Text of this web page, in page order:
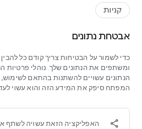
לחשבון הבנק, PayPal או גיפטקארד החל מהשקל הראשון.
ומאפשרים לעשות משיכה החל מהשקל
קניות
אבטחת נתונים
כדי לשמור על הבטיחות צריך קודם כל
ומשתפים את הנתונים שלך. נוהלי פרטיות
הנתונים עשויים להשתנות בהתאם לשימוש,
המפתח סיפק את המידע הזה והוא עשוי
האפליקציה הזאת עשויה לשתף